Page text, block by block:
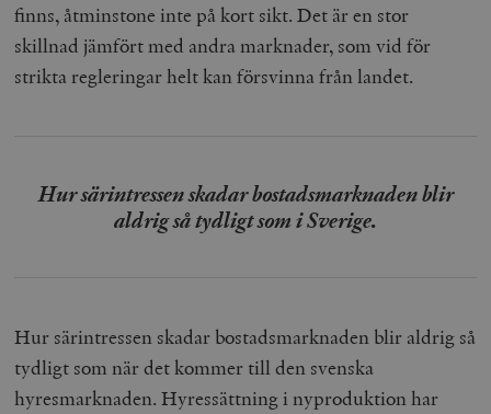
finns, åtminstone inte på kort sikt. Det är en stor
skillnad jämfört med andra marknader, som vid för
strikta regleringar helt kan försvinna från landet.
Hur särintressen skadar bostadsmarknaden blir
aldrig så tydligt som i Sverige.
Hur särintressen skadar bostadsmarknaden blir aldrig så
tydligt som när det kommer till den svenska
hyresmarknaden. Hyressättning i nyproduktion har